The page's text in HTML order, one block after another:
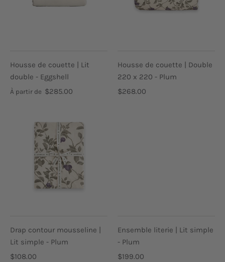
Housse de couette | Lit
double - Eggshell
À partir de $285.00
Housse de couette | Double
220 x 220 - Plum
$268.00
Drap contour mousseline |
Lit simple - Plum
$108.00
Ensemble literie | Lit simple
- Plum
$199.00